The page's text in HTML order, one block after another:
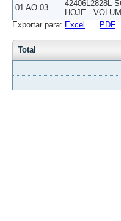
01 AO 03
42406L2828L-
HOJE -
Exportar para: Excel PDF
Total